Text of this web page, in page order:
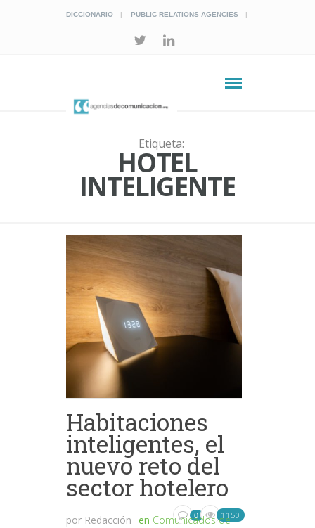
DICCIONARIO PUBLIC RELATIONS AGENCIES
Etiqueta:
HOTEL
INTELIGENTE
Habitaciones
inteligentes, el
nuevo reto del
sector hotelero
por Redacción en Comunicados de
0 1150